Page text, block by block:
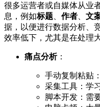
很多运营者或自媒体从业
息，例如标题 作者 文
据，以便进行数据分析、
效率低下，尤其是在处理
痛点分析：
手动复制粘贴
采集工具：学
脚本开发：需